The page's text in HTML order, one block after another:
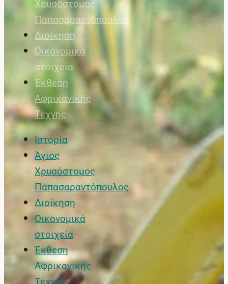
Χρυσόστομος
Παπασαραντόπουλος
Διοίκηση
Οικονομικά
στοιχεία
Έκθεση
Αφρικανικής
Τέχνης
Ιστορία
Άγιος
Χρυσόστομος
Παπασαραντόπουλος
Διοίκηση
Οικονομικά
στοιχεία
Έκθεση
Αφρικανικής